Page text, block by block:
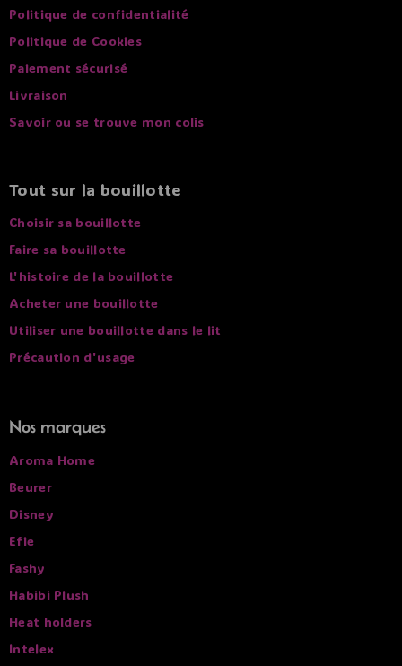
Politique de confidentialité
Politique de Cookies
Paiement sécurisé
Livraison
Savoir ou se trouve mon colis
Tout sur la bouillotte
Choisir sa bouillotte
Faire sa bouillotte
L'histoire de la bouillotte
Acheter une bouillotte
Utiliser une bouillotte dans le lit
Précaution d'usage
Nos marques
Aroma Home
Beurer
Disney
Efie
Fashy
Habibi Plush
Heat holders
Intelex